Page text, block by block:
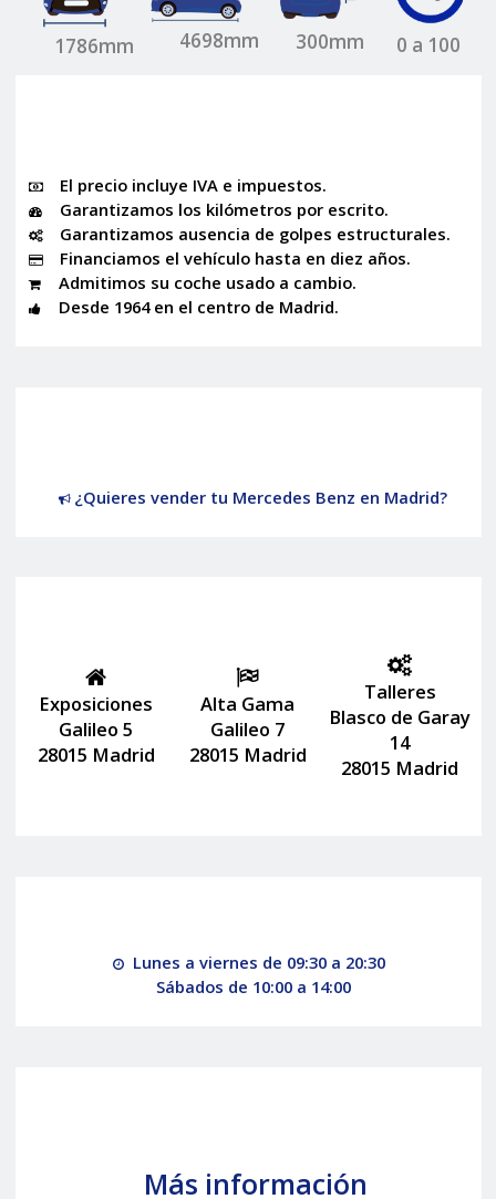
1786mm 4698mm 300mm 0 a 100
El precio incluye IVA e impuestos.
Garantizamos los kilómetros por escrito.
Garantizamos ausencia de golpes estructurales.
Financiamos el vehículo hasta en diez años.
Admitimos su coche usado a cambio.
Desde 1964 en el centro de Madrid.
¿Quieres vender tu Mercedes Benz en Madrid?
Exposiciones
Galileo 5
28015 Madrid
Alta Gama
Galileo 7
28015 Madrid
Talleres
Blasco de Garay
14
28015 Madrid
Lunes a viernes de 09:30 a 20:30
Sábados de 10:00 a 14:00
Más información